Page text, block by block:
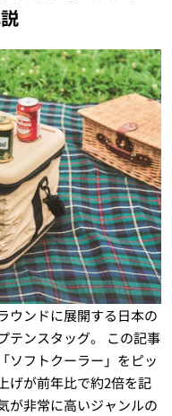
ウンドに展開する日本の
テンスタッグ。 この記事
ソフトクーラー」をピッ
げが前年比で約2倍を記
が非常に高いジャンルの